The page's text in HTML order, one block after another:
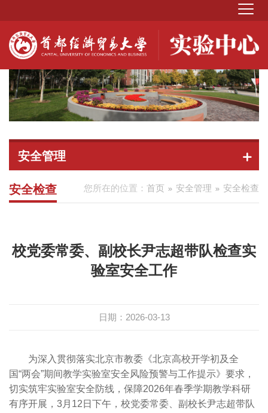
安全管理
您所在的位置： 首页 安全管理 安全检查
安全检查
校党委常委、副校长尹志超带队检查实
验室安全工作
日期：2026-03-13
为深入贯彻落实北京市教委《北京高校开学初及全
国“两会”期间教学实验室安全风险预警与工作提示》要求，
切实筑牢实验室安全防线，保障2026年春季学期教学科研
有序开展，3月12日下午，校党委常委、副校长尹志超带队